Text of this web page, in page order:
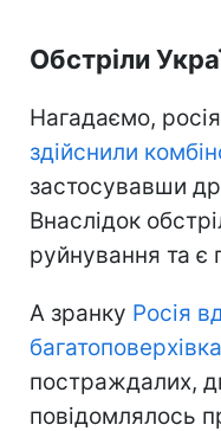
Обстріли
Нагадаємо,
здійснили
застосувавши
Внаслідок
руйнування та є
А зранку Росія
постраждалих,
повідомлялось